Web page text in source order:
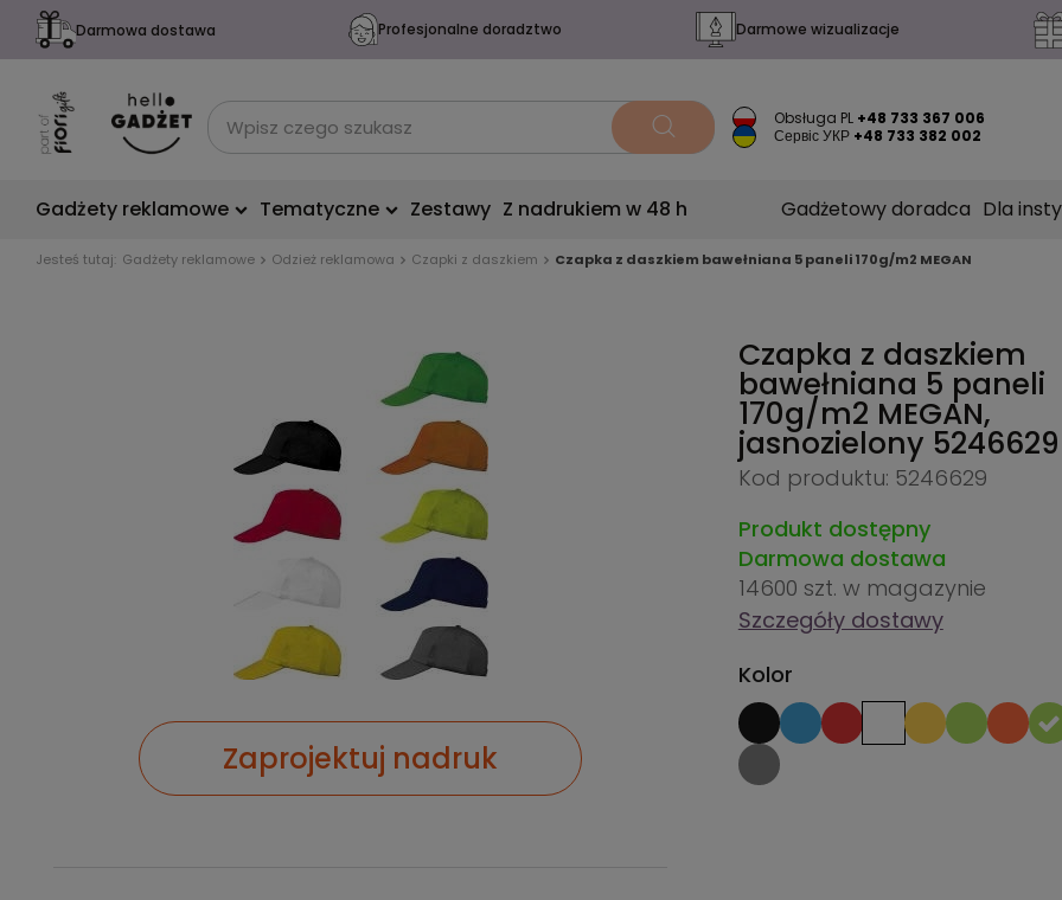
Darmowa dostawa Profesjonalne doradztwo Darmowe wizualizacje
Obsługa PL +48 733 367 006
Сервіс УКР +48 733 382 002
Gadżety reklamowe Tematyczne Zestawy Z nadrukiem w 48 h Gadżetowy doradca Dla
Jesteś tutaj: Gadżety reklamowe Odzież reklamowa Czapki z daszkiem Czapka z daszkiem bawełniana 5 paneli 170g/m2 MEGAN
Zaprojektuj nadruk
Czapka z daszkiem
bawełniana 5 paneli
170g/m2 MEGAN,
jasnozielony 5246629
Kod produktu: 5246629
Produkt dostępny
Darmowa dostawa
14600 szt. w magazynie
Szczegóły dostawy
Kolor